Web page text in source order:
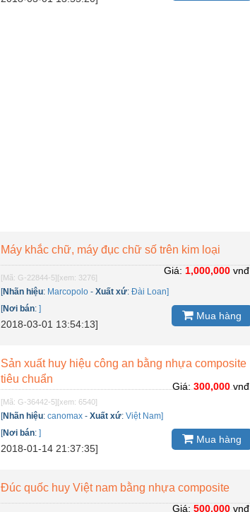
Máy khắc chữ, máy đục chữ số trên kim loại
[Mã: G-22844-5][xem: 3276]
[Nhãn hiệu: Marcopolo -Xuất xứ:Đài Loan]
[Nơi bán:]
2018-03-01 13:54:13]
Giá: 1,000,000vnđ
Mua hàng
Sản xuất huy hiệu công an bằng nhựa composite
tiêu chuẩn
[Mã: G-36442-5][xem: 6540]
[Nhãn hiệu:canomax -Xuất xứ:Việt Nam]
[Nơi bán:]
2018-01-14 21:37:35]
Giá: 300,000vnđ
Mua hàng
Đúc quốc huy Việt nam bằng nhựa composite
Giá: 500,000vnđ